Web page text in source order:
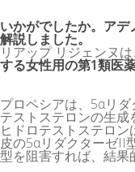
いかがでしたか。ア
解説しました。
リアップ リジェンヌは
する女性用の第1類医
プロペシアは、5αリ
テストステロンの生
ヒドロテストステロ
皮の5αリダクターゼII
型を阻害すれば、結果